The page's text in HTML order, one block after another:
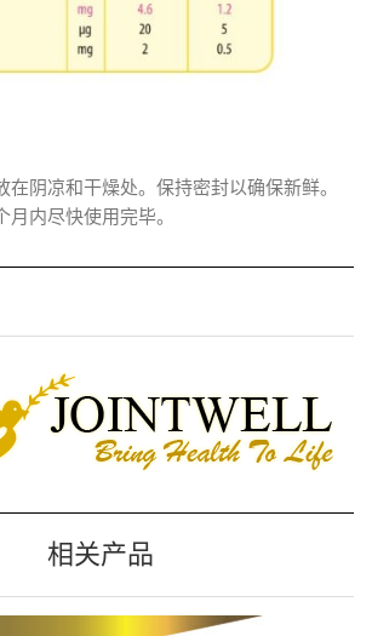
阴凉和干燥处。保持密封以确保新鲜。
内尽快使用完毕。
相关产品